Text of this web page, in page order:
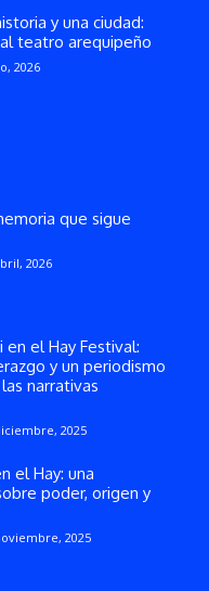
y una ciudad:
al teatro arequipeño
2026
que sigue
2026
el Hay Festival:
y un periodismo
narrativas
2025
el Hay: una
poder, origen y
2025